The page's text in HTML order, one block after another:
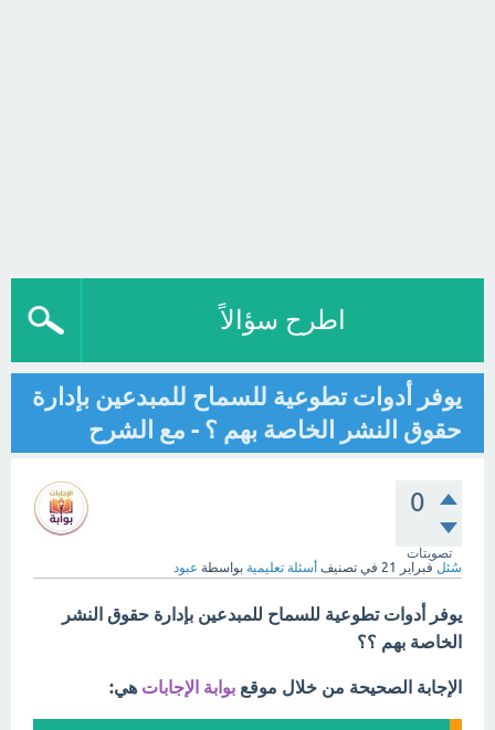
اطرح سؤالاً
يوفر أدوات تطوعية للسماح للمبدعين بإدارة
حقوق النشر الخاصة بهم ؟ - مع الشرح
0
تصويتات
سُئل فبراير 21 في تصنيف أسئلة تعليمية بواسطة عبود
يوفر أدوات تطوعية للسماح للمبدعين بإدارة حقوق النشر
الخاصة بهم ؟؟
الإجابة الصحيحة من خلال موقع بوابة الإجابات هي: